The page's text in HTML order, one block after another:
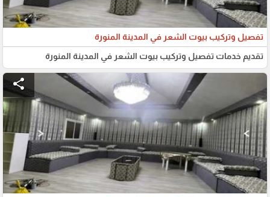
تفصيل وتركيب بيوت الشعر في المدينة المنورة
تقديم خدمات تفصيل وتركيب بيوت الشعر في المدينة المنورة
share